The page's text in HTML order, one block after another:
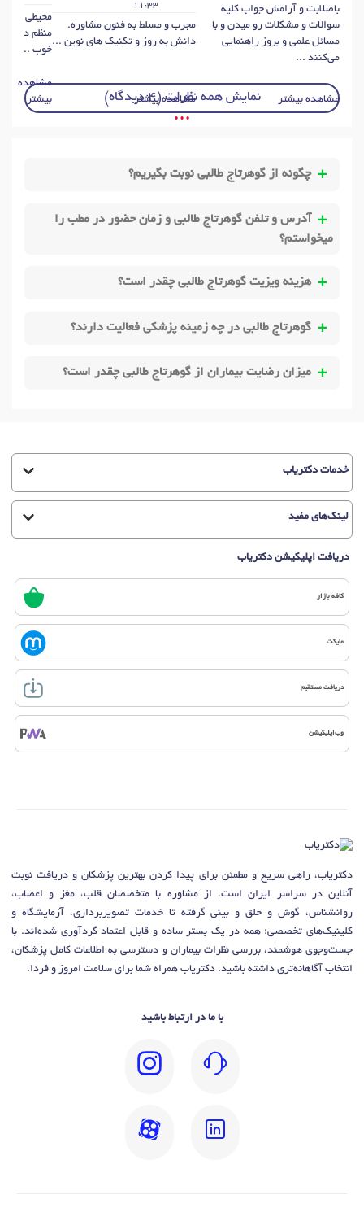
باصلابت و آرامش جواب کلیه
سوالات و مشکلات رو میدن و با
مسائل علمی و بروز راهنمایی
می‌کنند ...
مشاهده بیشتر
11:33
مجرب و مسلط به فنون مشاوره.
دانش به روز و تکنیک های نوین ...
مشاهده بیشتر
محیطی
منظم در
خوب ...
مشاهده
بیشتر
نمایش همه نظرات (4 دیدگاه)
• • •
چگونه از گوهرتاج طالبی نوبت بگیریم؟
آدرس و تلفن گوهرتاج طالبی و زمان حضور در مطب را
میخواستم؟
هزینه ویزیت گوهرتاج طالبی چقدر است؟
گوهرتاج طالبی در چه زمینه پزشکی فعالیت دارند؟
میزان رضایت بیماران از گوهرتاج طالبی چقدر است؟
خدمات دکتریاب
لینک‌های مفید
دریافت اپلیکیشن دکتریاب
کافه بازار
مایکت
دریافت مستقیم
وب‌اپلیکیشن
دکتریاب، راهی سریع و مطمئن برای پیدا کردن بهترین پزشکان و دریافت نوبت
آنلاین در سراسر ایران است. از مشاوره با متخصصان قلب، مغز و اعصاب،
روانشناس، گوش و حلق و بینی گرفته تا خدمات تصویربرداری، آزمایشگاه و
کلینیک‌های تخصصی؛ همه در یک بستر ساده و قابل اعتماد گردآوری شده‌اند. با
جست‌وجوی هوشمند، بررسی نظرات بیماران و دسترسی به اطلاعات کامل پزشکان،
انتخاب آگاهانه‌تری داشته باشید. دکتریاب همراه شما برای سلامت امروز و فردا.
با ما در ارتباط باشید